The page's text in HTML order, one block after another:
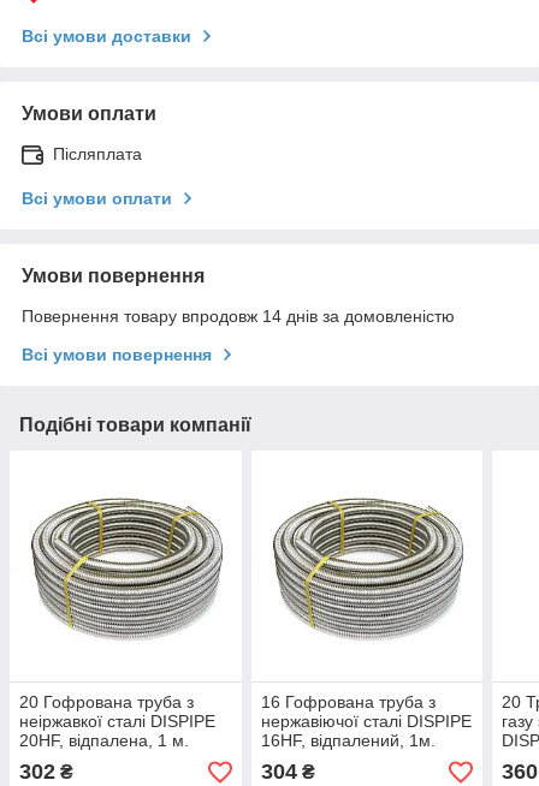
Всі умови доставки
Умови оплати
Післяплата
Всі умови оплати
Умови повернення
Повернення товару впродовж 14 днів за домовленістю
Всі умови повернення
Подібні товари компанії
20 Гофрована труба з
неіржавкої сталі DISPIPE
20HF, відпалена, 1 м.
302 ₴
16 Гофрована труба з
нержавіючої сталі DISPIPE
16HF, відпалений, 1м.
304₴
20
газу
360